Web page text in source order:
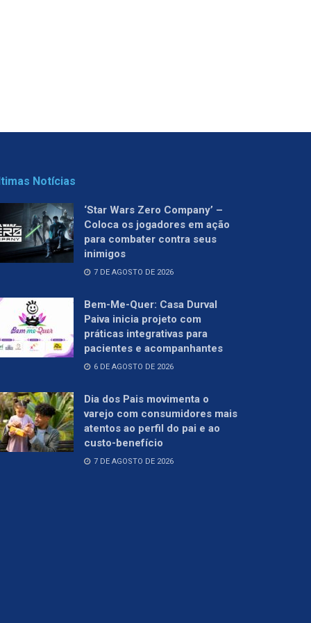
Notícias
‘Star Wars Zero Company’ –
Coloca os jogadores em ação
para combater contra seus
inimigos
7 DE AGOSTO DE 2026
Bem-Me-Quer: Casa Durval
Paiva inicia projeto com
práticas integrativas para
pacientes e acompanhantes
6 DE AGOSTO DE 2026
Dia dos Pais movimenta o
varejo com consumidores mais
atentos ao perfil do pai e ao
custo-benefício
7 DE AGOSTO DE 2026